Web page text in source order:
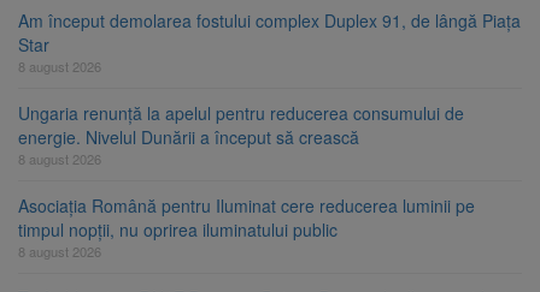
Am început demolarea fostului complex Duplex 91, de lângă Piața
Star
8 august 2026
Ungaria renunță la apelul pentru reducerea consumului de
energie. Nivelul Dunării a început să crească
8 august 2026
Asociația Română pentru Iluminat cere reducerea luminii pe
timpul nopții, nu oprirea iluminatului public
8 august 2026